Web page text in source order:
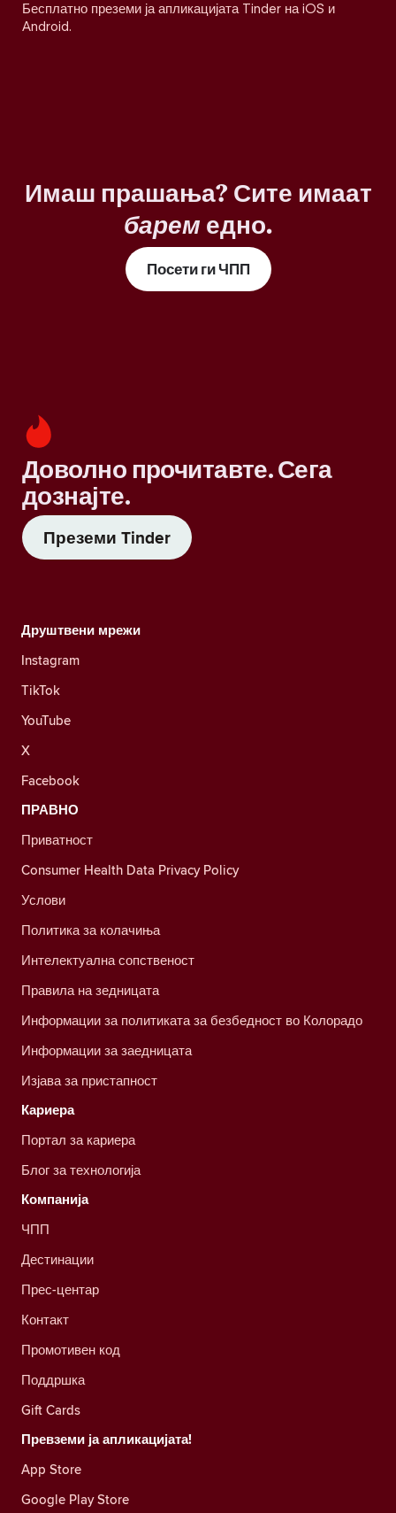
Бесплатно преземи ја апликацијата Tinder на iOS и
Android.
Имаш прашања? Сите имаат
барем едно.
Посети ги ЧПП
Доволно прочитавте. Сега
дознајте.
Преземи Tinder
Друштвени мрежи
Instagram
TikTok
YouTube
X
Facebook
ПРАВНО
Приватност
Consumer Health Data Privacy Policy
Услови
Политика за колачиња
Интелектуална сопственост
Правила на зедницата
Информации за политиката за безбедност во Колорадо
Информации за заедницата
Изјава за пристапност
Кариера
Портал за кариера
Блог за технологија
Компанија
ЧПП
Дестинации
Прес-центар
Контакт
Промотивен код
Поддршка
Gift Cards
Превземи ја апликацијата!
App Store
Google Play Store